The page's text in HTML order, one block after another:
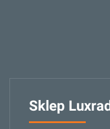
Sklep Luxrad